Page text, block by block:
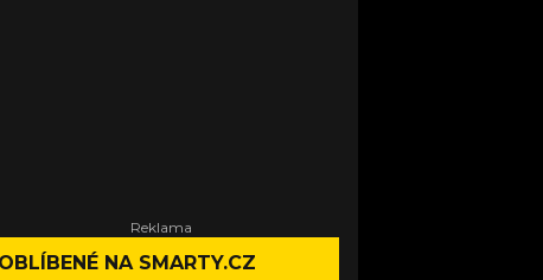
OBLÍBENÉ NA SMARTY.CZ